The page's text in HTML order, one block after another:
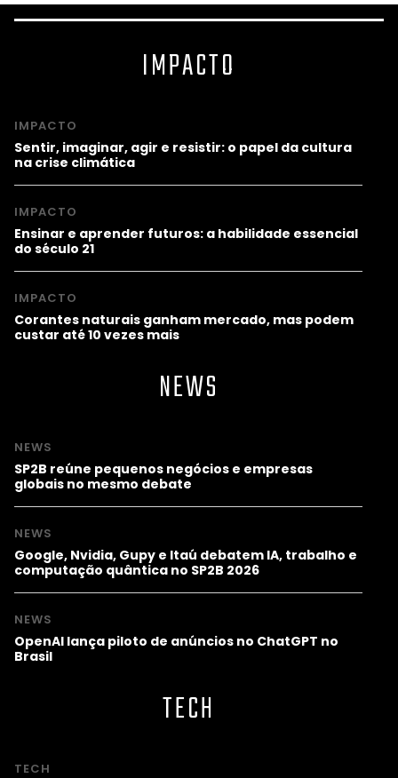
IMPACTO
IMPACTO
Sentir, imaginar, agir e resistir: o papel da cultura
na crise climática
IMPACTO
Ensinar e aprender futuros: a habilidade essencial
do século 21
IMPACTO
Corantes naturais ganham mercado, mas podem
custar até 10 vezes mais
NEWS
NEWS
SP2B reúne pequenos negócios e empresas
globais no mesmo debate
NEWS
Google, Nvidia, Gupy e Itaú debatem IA, trabalho e
computação quântica no SP2B 2026
NEWS
OpenAI lança piloto de anúncios no ChatGPT no
Brasil
TECH
TECH